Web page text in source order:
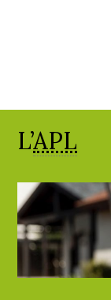
L’APL